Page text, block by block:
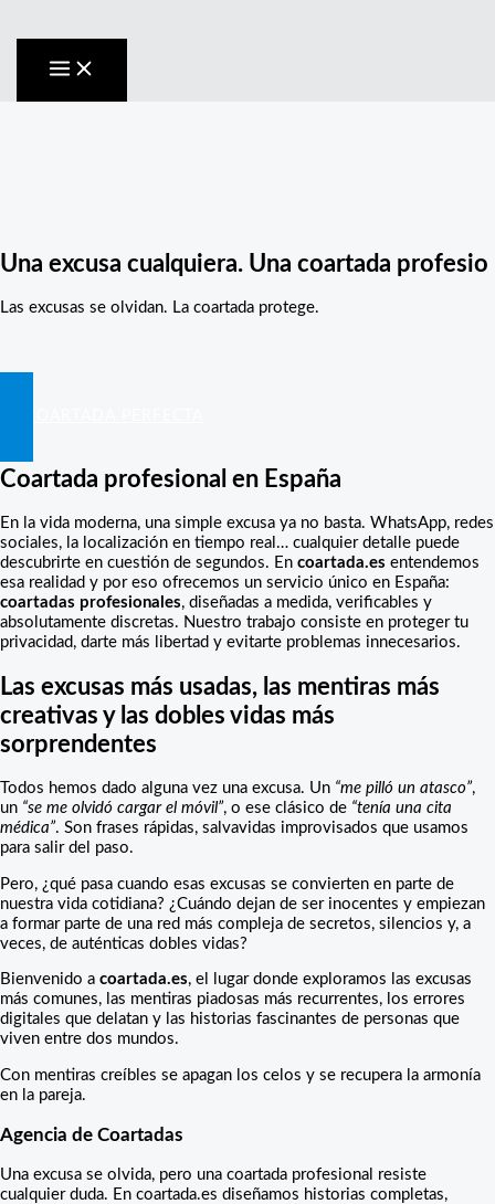
al
contenido
Una excusa cualquiera. Una coartada profesio
Las excusas se olvidan. La coartada protege.
Coartada profesional en España
En la vida moderna, una simple excusa ya no basta. WhatsApp, redes
sociales, la localización en tiempo real… cualquier detalle puede
descubrirte en cuestión de segundos. En coartada.es entendemos
esa realidad y por eso ofrecemos un servicio único en España:
coartadas profesionales, diseñadas a medida, verificables y
absolutamente discretas. Nuestro trabajo consiste en proteger tu
privacidad, darte más libertad y evitarte problemas innecesarios.
Las excusas más usadas, las mentiras más
creativas y las dobles vidas más
sorprendentes
Todos hemos dado alguna vez una excusa. Un “me pilló un atasco”,
un “se me olvidó cargar el móvil”, o ese clásico de “tenía una cita
médica”. Son frases rápidas, salvavidas improvisados que usamos
para salir del paso.
Pero, ¿qué pasa cuando esas excusas se convierten en parte de
nuestra vida cotidiana? ¿Cuándo dejan de ser inocentes y empiezan
a formar parte de una red más compleja de secretos, silencios y, a
veces, de auténticas dobles vidas?
Bienvenido a coartada.es, el lugar donde exploramos las excusas
más comunes, las mentiras piadosas más recurrentes, los errores
digitales que delatan y las historias fascinantes de personas que
viven entre dos mundos.
Con mentiras creíbles se apagan los celos y se recupera la armonía
en la pareja.
Agencia de Coartadas
Una excusa se olvida, pero una coartada profesional resiste
cualquier duda. En coartada.es diseñamos historias completas,